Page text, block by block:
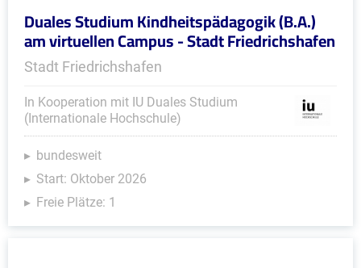
Duales Studium Kindheitspädagogik (B.A.)
am virtuellen Campus - Stadt Friedrichshafen
Stadt Friedrichshafen
In Kooperation mit IU Duales Studium
(Internationale Hochschule)
bundesweit
Start: Oktober 2026
Freie Plätze: 1